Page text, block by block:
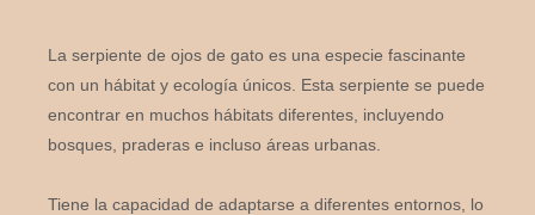
La serpiente de ojos de gato es una especie fascinante
con un hábitat y ecología únicos. Esta serpiente se puede
encontrar en muchos hábitats diferentes, incluyendo
bosques, praderas e incluso áreas urbanas.
Tiene la capacidad de adaptarse a diferentes entornos, lo